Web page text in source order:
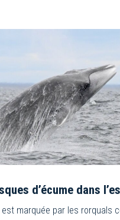
d’écume dans
marquée par les rorquals